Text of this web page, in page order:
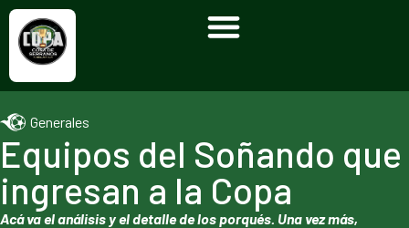
Generales
Equipos del Soñando que
ingresan a la Copa
Acá va el análisis y el detalle de los porqués. Una vez más,